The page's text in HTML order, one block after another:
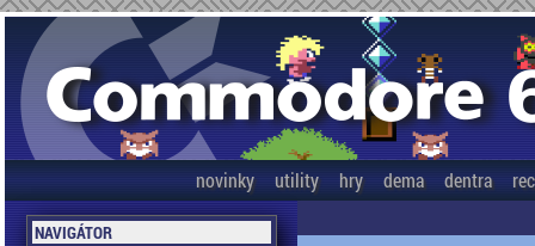
novinky utility hry dema dentra
NAVIGÁTOR